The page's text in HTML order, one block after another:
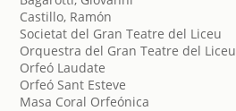
Castillo, Ramón
Societat del Gran Teatre del Liceu
Orquestra del Gran Teatre del Liceu
Orfeó Laudate
Orfeó Sant Esteve
Masa Coral Orfeónica